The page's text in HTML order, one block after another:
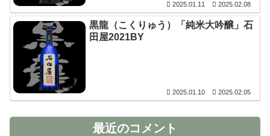
2025.01.11 2025.02.08
黒龍（こくりゅう）「純米大吟醸」石
田屋2021BY
2025.01.10 2025.02.05
最近のコメント